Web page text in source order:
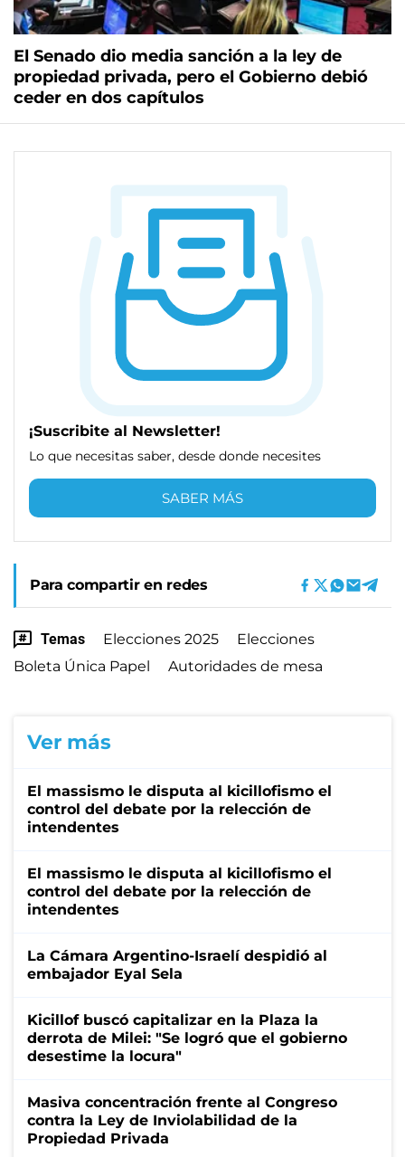
El Senado dio media sanción a la ley de
propiedad privada, pero el Gobierno debió
ceder en dos capítulos
¡Suscribite al Newsletter!
Lo que necesitas saber, desde donde necesites
SABER MÁS
Para compartir en redes
Temas Elecciones 2025
Elecciones
Boleta Única Papel
Autoridades de mesa
Ver más
El massismo le disputa al kicillofismo el
control del debate por la relección de
intendentes
El massismo le disputa al kicillofismo el
control del debate por la relección de
intendentes
La Cámara Argentino-Israelí despidió al
embajador Eyal Sela
Kicillof buscó capitalizar en la Plaza la
derrota de Milei: "Se logró que el gobierno
desestime la locura"
Masiva concentración frente al Congreso
contra la Ley de Inviolabilidad de la
Propiedad Privada